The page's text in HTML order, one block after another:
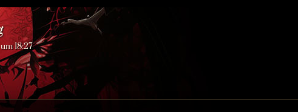
18:27